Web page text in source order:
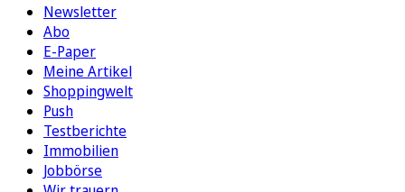
Newsletter
Abo
E-Paper
Meine Artikel
Shoppingwelt
Push
Testberichte
Immobilien
Jobbörse